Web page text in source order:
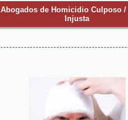
Abogados de Homicidio Culposo /
Injusta